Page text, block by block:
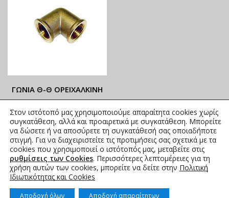
ΓΩΝΙΑ Θ-Θ ΟΡΕΙΧΑΛΚΙΝΗ
ΑΝΑΓΡΑΦΟΝΤΑΙ ΣΤΟ
ΑΝΗΡΤΗΜΕΝΟ PDF
3,35€–37,45€ συμπ. Φ.Π.Α.
Στον ιστότοπό μας χρησιμοποιούμε απαραίτητα cookies χωρίς
συγκατάθεση, αλλά και προαιρετικά με συγκατάθεση. Μπορείτε
να δώσετε ή να αποσύρετε τη συγκατάθεσή σας οποιαδήποτε
στιγμή. Για να διαχειριστείτε τις προτιμήσεις σας σχετικά με τα
cookies που χρησιμοποιεί ο ιστότοπός μας, μεταβείτε στις
ρυθμίσεις των Cookies. Περισσότερες λεπτομέρειες για τη
χρήση αυτών των cookies, μπορείτε να δείτε στην Πολιτική
Ιδιωτικότητας και Cookies
Αποδοχή όλων Αποδοχή απαραίτητων